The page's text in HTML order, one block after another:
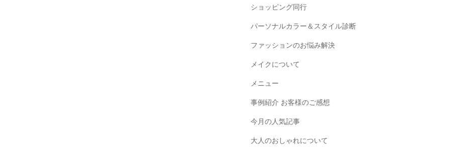
ショッピング同行
パーソナルカラー＆スタイル診断
ファッションのお悩み解決
メイクについて
メニュー
事例紹介 お客様のご感想
今月の人気記事
大人のおしゃれについて